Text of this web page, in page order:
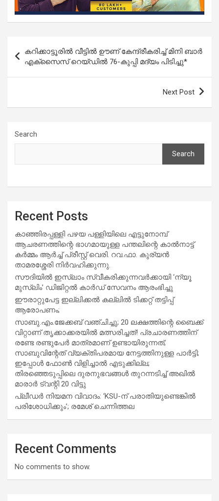
navigation
കറിക്കാട്ടൂരിൽ വീട്ടിൽ ഊണ് കേന്ദ്രീകരിച്ച് മിനി ബാർ
എക്സൈസ് റെയ്ഡിൽ 76-കുപ്പി മദ്യം പിടിച്ചു*
Next Post
Search
Search
Recent Posts
കാഞ്ഞിരപ്പള്ളി പഴയ പള്ളിയിലെ എട്ടുനോമ്പ്
ആചരണത്തിന്റെ ഭാഗമായുള്ള പന്തലിന്റെ കാൽനാട്ട്
കർമ്മം ആർച്ച് പ്രീസ്റ്റ് വെരി. റവ.ഫാ. കുര്യൻ
താമരശ്ശേരി നിർവഹിക്കുന്നു.
സൗദിയില്‍ ഇസ്‌ലാം സ്വീകരിക്കുന്നവര്‍ക്കായി ‘ന്യൂ
മുസ്ലിം’ ഡിജിറ്റല്‍ കാര്‍ഡ് സേവനം ആരംഭിച്ചു
ഈരാറ്റുപേട്ട ഇല്ലിക്കൽ കല്ലിൽ ടിക്കറ്റ് തട്ടിപ്പ്
ആരോപണം;
സാബു.എം.ജേക്കബ് വഞ്ചിച്ചു; 20 ലക്ഷത്തിന്റെ ബൈക്ക്
വിറ്റാണ് തൃക്കാക്കരയില്‍ മത്സരിച്ചത്! പ്രചാരണത്തിന്
രണ്ടേ രണ്ടുപേര്‍ മാത്രമാണ് ഉണ്ടായിരുന്നത്;
സാബുവിന്റേത് വ്യക്തിപരമായ നേട്ടത്തിനുള്ള പാര്‍ട്ടി;
ഇപ്പോള്‍ ഫോണ്‍ വിളിച്ചാല്‍ എടുക്കില്ല;
തിരഞ്ഞെടുപ്പിലെ ദുരനുഭവങ്ങള്‍ തുറന്നടിച്ച് അഖില്‍
മാരാര്‍ ട്വന്റി 20 വിട്ടു
പ്ലീഡർ നിയമന വിവാദം: ‘KSU-ന് പരാതിയുണ്ടെങ്കിൽ
പരിശോധിക്കും’; രമേശ് ചെന്നിത്തല
Recent Comments
No comments to show.